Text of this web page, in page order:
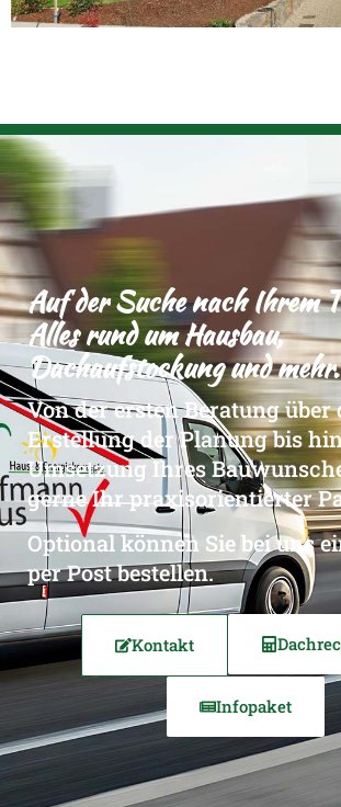
Auf der Suche nach Ihrem
Alles rund um Hausbau,
Dachaufstockung und mehr.
Von der ersten Beratung über
Erstellung der Planung bis
Umsetzung Ihres
gerne Ihr praxisorientierter
Optional können Sie bei uns
per Post bestellen.
Kontakt
Infopaket